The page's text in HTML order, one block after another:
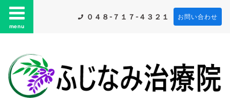
menu
０４８-７１７-４３２１ お問い合わせ